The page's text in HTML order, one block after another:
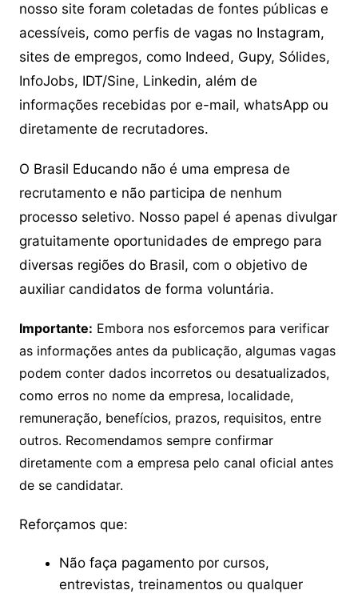
nosso site foram coletadas de fontes públicas e
acessíveis, como perfis de vagas no Instagram,
sites de empregos, como Indeed, Gupy, Sólides,
InfoJobs, IDT/Sine, Linkedin, além de
informações recebidas por e-mail, whatsApp ou
diretamente de recrutadores.
O Brasil Educando não é uma empresa de
recrutamento e não participa de nenhum
processo seletivo. Nosso papel é apenas divulgar
gratuitamente oportunidades de emprego para
diversas regiões do Brasil, com o objetivo de
auxiliar candidatos de forma voluntária.
Importante: Embora nos esforcemos para verificar
as informações antes da publicação, algumas vagas
podem conter dados incorretos ou desatualizados,
como erros no nome da empresa, localidade,
remuneração, benefícios, prazos, requisitos, entre
outros. Recomendamos sempre confirmar
diretamente com a empresa pelo canal oficial antes
de se candidatar.
Reforçamos que:
Não faça pagamento por cursos,
entrevistas, treinamentos ou qualquer